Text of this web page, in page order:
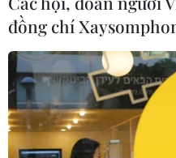
đồng chí